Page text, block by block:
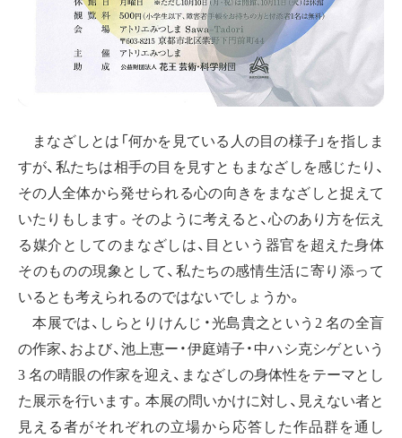
まなざしとは「何かを見ている人の目の様子」を指しま
すが、私たちは相手の目を見すともまなざしを感じたり、
その人全体から発せられる心の向きをまなざしと捉えて
いたりもします。そのように考えると、心のあり方を伝え
る媒介としてのまなざしは、目という器官を超えた身体
そのものの現象として、私たちの感情生活に寄り添って
いるとも考えられるのではないでしょうか。
本展では、しらとりけんじ・光島貴之という2 名の全盲
の作家、および、池上恵ー・伊庭靖子・中ハシ克シゲという
3 名の晴眼の作家を迎え、まなざしの身体性をテーマとし
た展示を行います。本展の問いかけに対し、見えない者と
見える者がそれぞれの立場から応答した作品群を通し